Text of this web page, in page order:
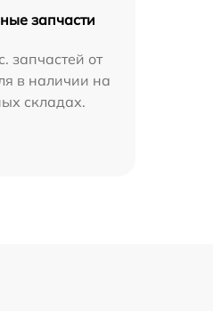
запчасти
запчастей от
в наличии на
складах.